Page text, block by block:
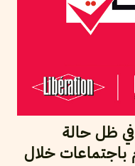
ظل حالة
باجتماعات خلال